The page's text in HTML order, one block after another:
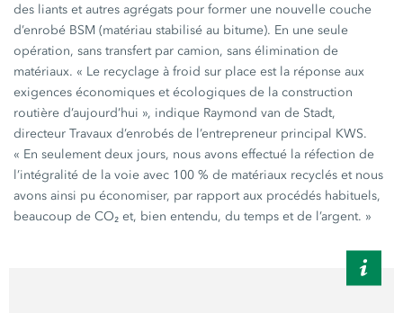
des liants et autres agrégats pour former une nouvelle couche
d’enrobé BSM (matériau stabilisé au bitume). En une seule
opération, sans transfert par camion, sans élimination de
matériaux. « Le recyclage à froid sur place est la réponse aux
exigences économiques et écologiques de la construction
routièred’aujourd’hui », indique Raymond van de Stadt,
directeur Travaux d’enrobés de l’entrepreneur principal KWS.
« En seulement deux jours, nous avons effectué la réfection de
l’intégralité de la voie avec 100 % de matériaux recyclés et nous
avons ainsi pu économiser, par rapport aux procédés habituels,
beaucoup de CO₂ et, bien entendu, du temps et de l’argent. »